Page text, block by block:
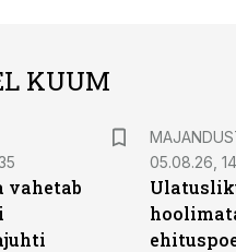
KUUM
vahetab
05.08.26,